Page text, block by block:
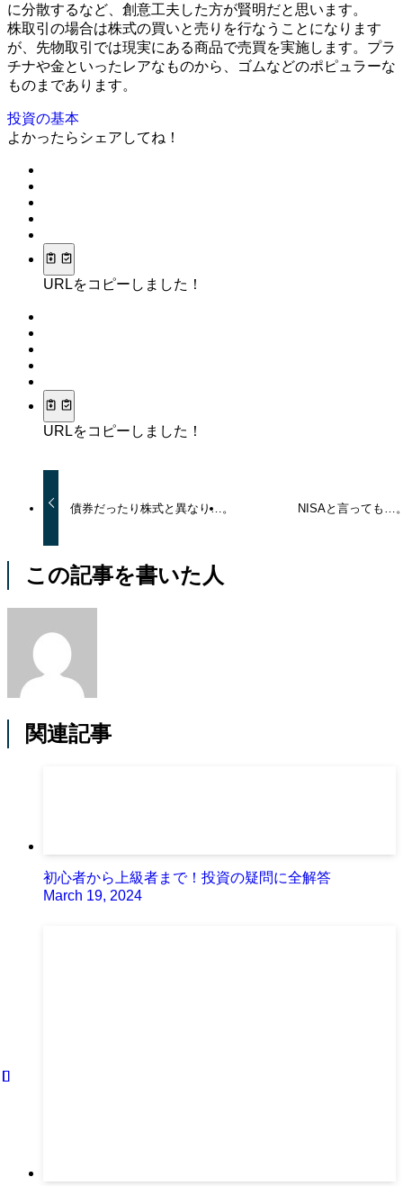
に分散するなど、創意工夫した方が賢明だと思います。
株取引の場合は株式の買いと売りを行なうことになります
が、先物取引では現実にある商品で売買を実施します。プラ
チナや金といったレアなものから、ゴムなどのポピュラーな
ものまであります。
投資の基本
よかったらシェアしてね！
URLをコピーしました！
URLをコピーしました！
債券だったり株式と異なり…。 NISAと言っても…
この記事を書いた人
関連記事
初心者から上級者まで！投資の疑問に全解答
March 19, 2024